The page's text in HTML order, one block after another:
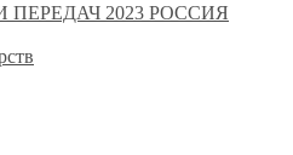
2023 РОССИЯ